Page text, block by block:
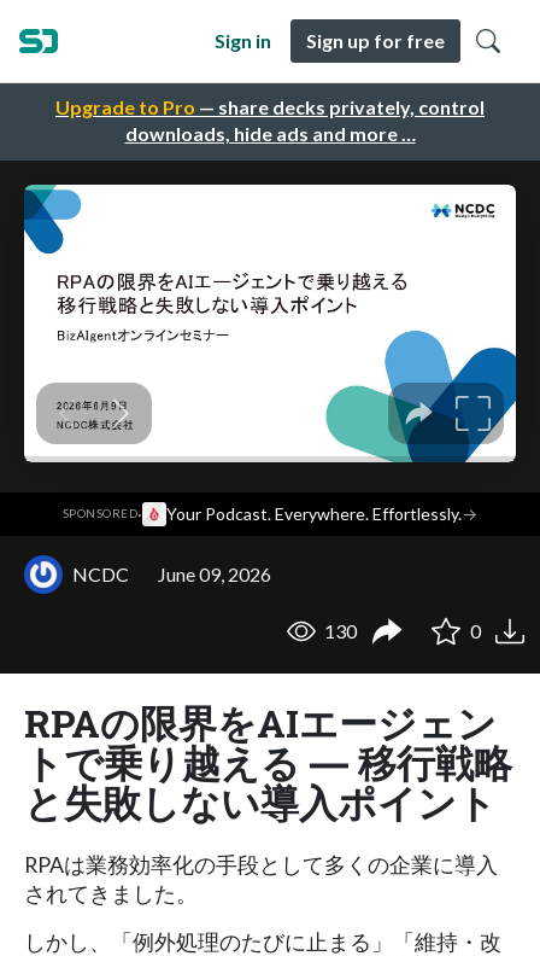
Upgrade to Pro — share decks privately, control
downloads, hide ads and more …
Sign in Sign up for free
SPONSORED· Your Podcast. Everywhere. Effortlessly.→
NCDC June 09, 2026
130 0
RPAの限界をAIエージェン
トで乗り越える ― 移行戦略
と失敗しない導入ポイント
RPAは業務効率化の手段として多くの企業に導入
されてきました。
しかし、「例外処理のたびに止まる」「維持・改